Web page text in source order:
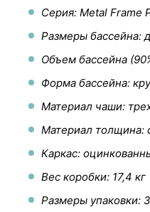
Серия: Metal Frame
Размеры бассейна:
Объем бассейна
Форма бассейна:
Материал чаши:
Материал толщина:
Каркас:
Вес коробки: 17,4 кг
Размеры упаковки: